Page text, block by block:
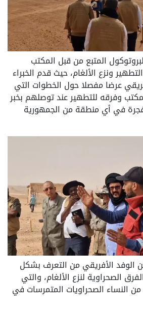
المتبع من قبل المكتب
ونزع الألغام، حيث قدم الخبراء
عرضا مفصلا حول الخطوات التي
وفرقه للتطهير عند توصلهم بخبر
في أي منطقة من الجمهورية
الأفريقي من التعرف بشكل
الصحراوية لنزع الألغام، والتي
النساء الصحراويات المتمرسات في